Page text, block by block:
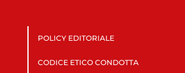
POLICY EDITORIALE
CODICE ETICO CONDOTTA